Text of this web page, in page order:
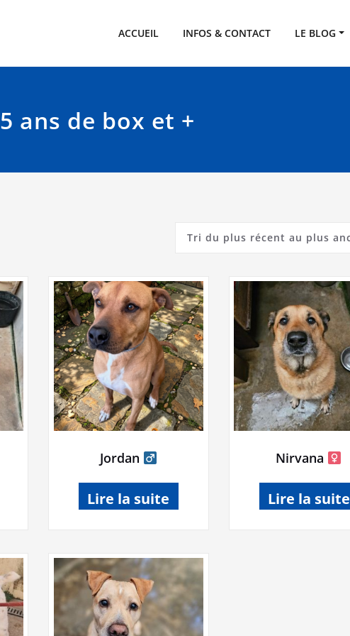
SPAE ÉvreuxACCUEIL INFOS & CONTACT LE BLOG
5 ans de box et +
Jordan
Lire la suite
Nirvana
Lire la suite